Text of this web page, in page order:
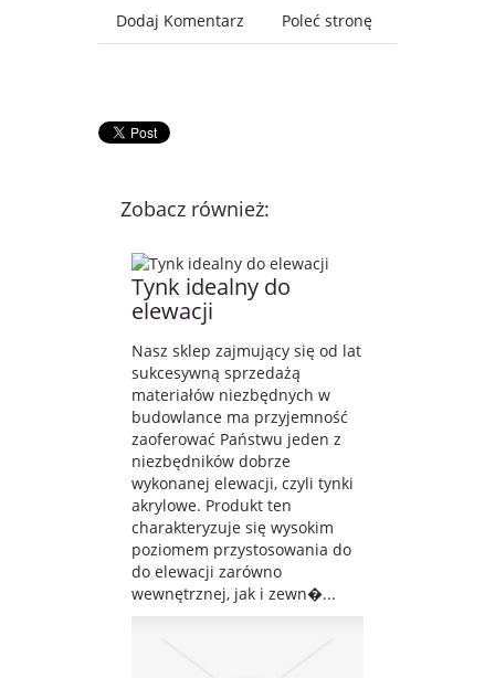
Dodaj Komentarz Poleć stronę
Zobacz również:
Tynk idealny do
elewacji
Nasz sklep zajmujący się od lat
sukcesywną sprzedażą
materiałów niezbędnych w
budowlance ma przyjemność
zaoferować Państwu jeden z
niezbędników dobrze
wykonanej elewacji, czyli tynki
akrylowe. Produkt ten
charakteryzuje się wysokim
poziomem przystosowania do
do elewacji zarówno
wewnętrznej, jak i zewn�...